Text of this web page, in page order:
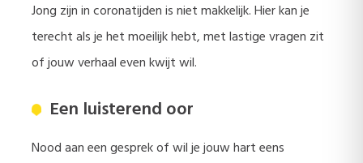
Jong zijn in coronatijden is niet makkelijk. Hier kan je
terecht als je het moeilijk hebt, met lastige vragen zit
of jouw verhaal even kwijt wil.
Een luisterend oor
Nood aan een gesprek of wil je jouw hart eens